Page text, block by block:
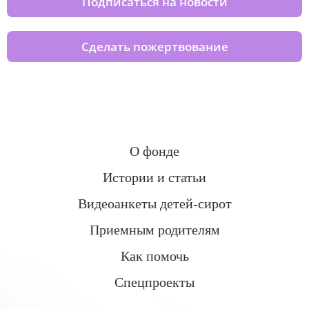
Сделать пожертвование
О фонде
Истории и статьи
Видеоанкеты детей-сирот
Приемным родителям
Как помочь
Спецпроекты